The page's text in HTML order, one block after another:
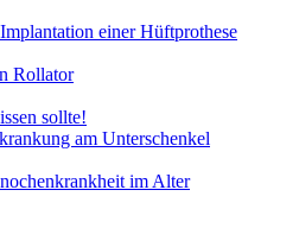
einer Hüftprothese
sollte!
im Alter